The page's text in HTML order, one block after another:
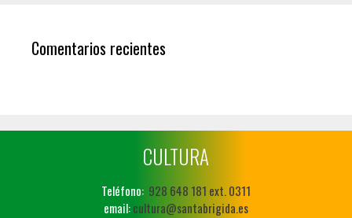
Comentarios recientes
CULTURA
Teléfono: 928 648 181 ext. 0311
email:cultura@santabrigida.es